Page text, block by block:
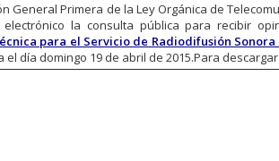
General Primera de la Ley Orgánica de
la consulta pública para recibir
para el Servicio de Radiodifusión
día domingo 19 de abril de 2015.Para